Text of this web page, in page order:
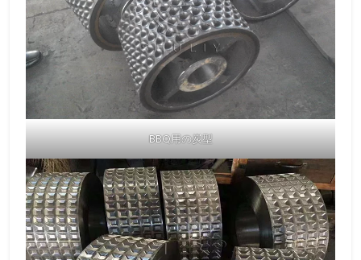
BBQ用の炭型